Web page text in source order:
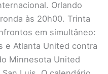
Orlando
às 20h00. Trinta
em simultâneo:
e Atlanta United contra
Minnesota United